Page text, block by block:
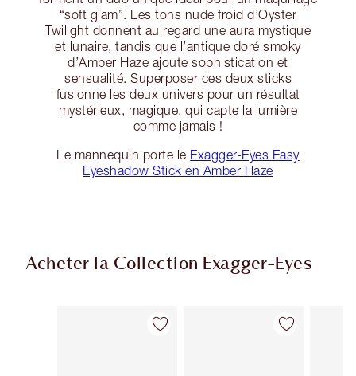
“soft glam”. Les tons nude froid d’Oyster
Twilight donnent au regard une aura mystique
et lunaire, tandis que l’antique doré smoky
d’Amber Haze ajoute sophistication et
sensualité. Superposer ces deux sticks
fusionne les deux univers pour un résultat
mystérieux, magique, qui capte la lumière
comme jamais !
Le mannequin porte le Exagger-Eyes Easy
Eyeshadow Stick en Amber Haze
Acheter la Collection Exagger-Eyes
Article 1 sur 28 Article 2 sur 28